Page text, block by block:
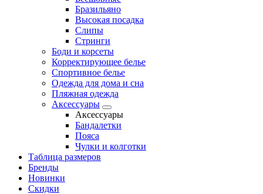
Бразильяно
Высокая посадка
Слипы
Стринги
Боди и корсеты
Корректирующее белье
Спортивное белье
Одежда для дома и сна
Пляжная одежда
Аксессуары
Аксессуары
Бандалетки
Пояса
Чулки и колготки
Таблица размеров
Бренды
Новинки
Скидки